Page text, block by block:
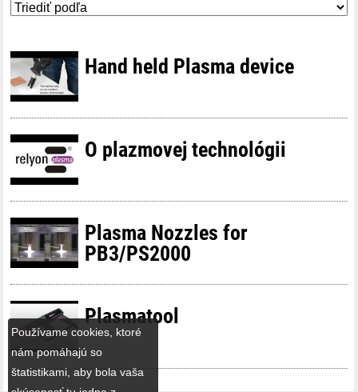
Hand held Plasma device
O plazmovej technológii
Plasma Nozzles for
PB3/PS2000
Plasmatool
Používame cookies, ktoré
nám pomáhajú so
štatistikami, aby bola vaša